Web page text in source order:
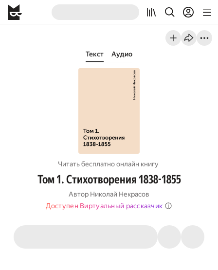
Текст Аудио
Читать бесплатно онлайн книгу
Том 1. Стихотворения 1838-1855
Автор Николай Некрасов
Доступен Виртуальный рассказчик